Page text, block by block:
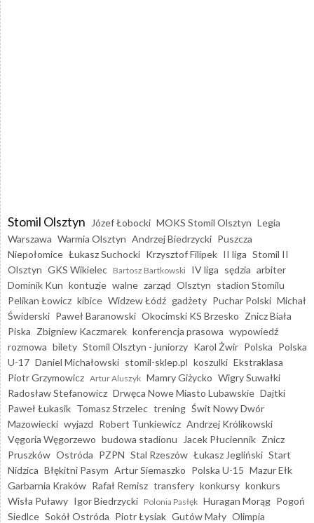
Stomil Olsztyn Józef Łobocki MOKS Stomil Olsztyn Legia
Warszawa Warmia Olsztyn Andrzej Biedrzycki Puszcza
Niepołomice Łukasz Suchocki Krzysztof Filipek II liga Stomil II
Olsztyn GKS Wikielec Bartosz Bartkowski IV liga sędzia arbiter
Dominik Kun kontuzje walne zarząd Olsztyn stadion Stomilu
Pelikan Łowicz kibice Widzew Łódź gadżety Puchar Polski Michał
Świderski Paweł Baranowski Okocimski KS Brzesko Znicz Biała
Piska Zbigniew Kaczmarek konferencja prasowa wypowiedź
rozmowa bilety Stomil Olsztyn - juniorzy Karol Żwir Polska Polska
U-17 Daniel Michałowski stomil-sklep.pl koszulki Ekstraklasa
Piotr Grzymowicz Artur Aluszyk Mamry Giżycko Wigry Suwałki
Radosław Stefanowicz Drwęca Nowe Miasto Lubawskie Dajtki
Paweł Łukasik Tomasz Strzelec trening Świt Nowy Dwór
Mazowiecki wyjazd Robert Tunkiewicz Andrzej Królikowski
Vęgoria Węgorzewo budowa stadionu Jacek Płuciennik Znicz
Pruszków Ostróda PZPN Stal Rzeszów Łukasz Jegliński Start
Nidzica Błękitni Pasym Artur Siemaszko Polska U-15 Mazur Ełk
Garbarnia Kraków Rafał Remisz transfery konkursy konkurs
Wisła Puławy Igor Biedrzycki Polonia Pasłęk Huragan Morąg Pogoń
Siedlce Sokół Ostróda Piotr Łysiak Gutów Mały Olimpia